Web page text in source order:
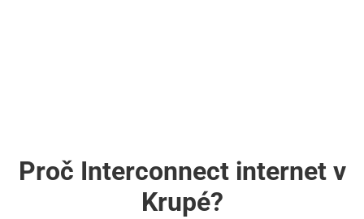
Proč Interconnect internet v
Krupé?